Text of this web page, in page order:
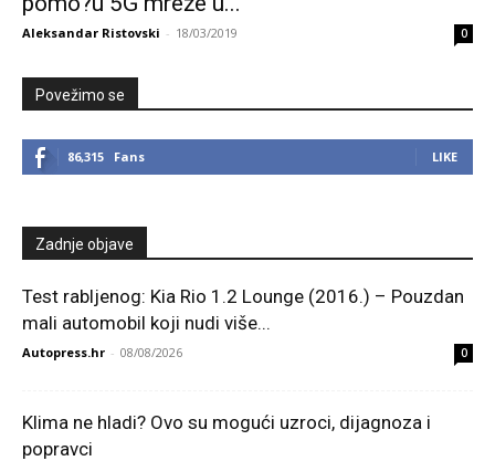
Aleksandar Ristovski - 18/03/2019 0
Povežimo se
86,315 Fans LIKE
Zadnje objave
Test rabljenog: Kia Rio 1.2 Lounge (2016.) – Pouzdan
mali automobil koji nudi više...
Autopress.hr - 08/08/2026 0
Klima ne hladi? Ovo su mogući uzroci, dijagnoza i
popravci